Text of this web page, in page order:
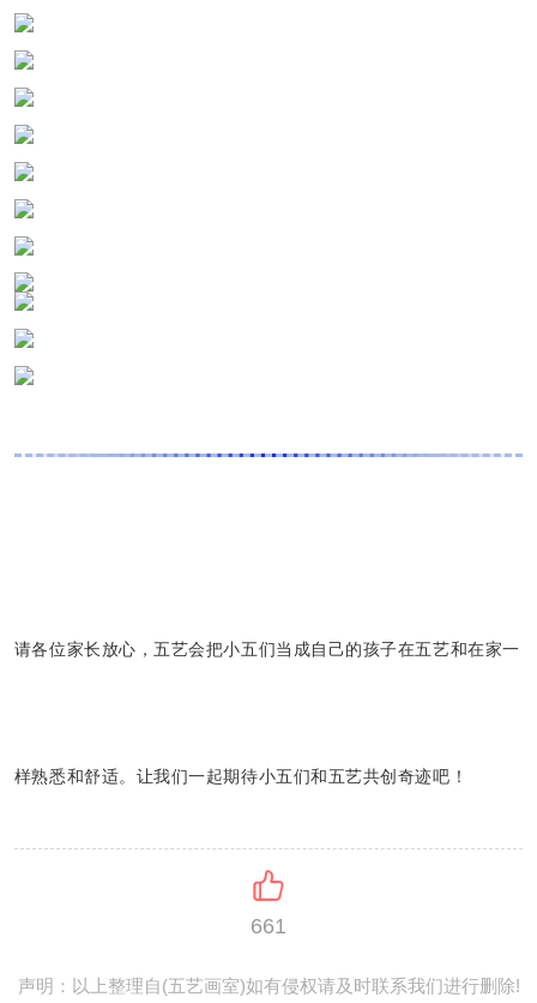
请各位家长放心，五艺会把小五们当成自己的孩子在五艺和在家一
样熟悉和舒适。让我们一起期待小五们和五艺共创奇迹吧！
661
声明：以上整理自(五艺画室)如有侵权请及时联系我们进行删除!